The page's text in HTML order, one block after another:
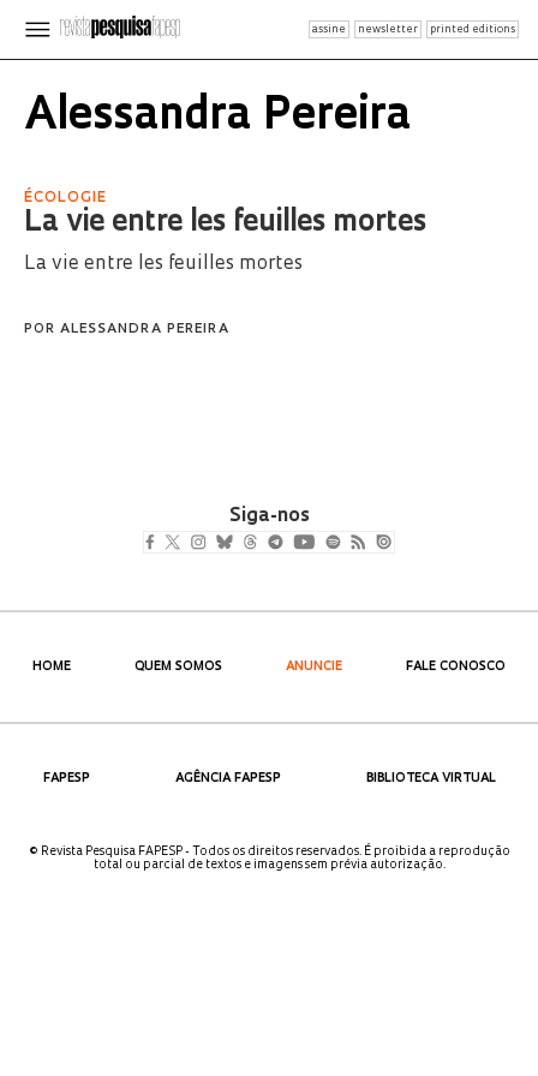
assine newsletter printed editions
Alessandra Pereira
ÉCOLOGIE
La vie entre les feuilles mortes
La vie entre les feuilles mortes
POR ALESSANDRA PEREIRA
Siga-nos
HOME QUEM SOMOS ANUNCIE FALE CONOSCO
FAPESP AGÊNCIA FAPESP BIBLIOTECA VIRTUAL
© Revista Pesquisa FAPESP - Todos os direitos reservados. É proibida a reprodução
total ou parcial de textos e imagens sem prévia autorização.